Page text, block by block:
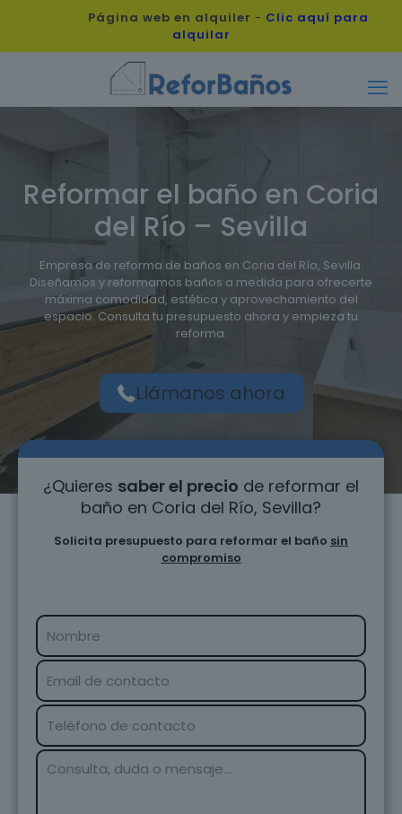
Página web en alquiler - Clic aquí para
alquilar
Reformar el baño en Coria
del Río – Sevilla
Empresa de reforma de baños en Coria del Río, Sevilla.
Diseñamos y reformamos baños a medida para ofrecerte
máxima comodidad, estética y aprovechamiento del
espacio. Consulta tu presupuesto ahora y empieza tu
reforma.
Llámanos ahora
¿Quieres saber el precio de reformar el
baño en Coria del Río, Sevilla?
Solicita presupuesto para reformar el baño sin
compromiso